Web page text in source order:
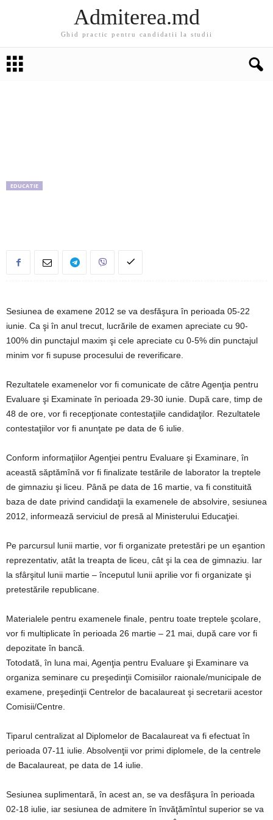
Admiterea.md
Ghid practic pentru candidatii la studii
EDUCATIE
Sesiunea de examene 2012 se va desfăşura în perioada 05-22
iunie. Ca şi în anul trecut, lucrările de examen apreciate cu 90-
100% din punctajul maxim şi cele apreciate cu 0-5% din punctajul
minim vor fi supuse procesului de reverificare.
Rezultatele examenelor vor fi comunicate de către Agenţia pentru
Evaluare şi Examinate în perioada 29-30 iunie. După care, timp de
48 de ore, vor fi recepţionate contestaţiile candidaţilor. Rezultatele
contestaţiilor vor fi anunţate pe data de 6 iulie.
Conform informaţiilor Agenţiei pentru Evaluare şi Examinare, în
această săptămînă vor fi finalizate testările de laborator la treptele
de gimnaziu şi liceu. Până pe data de 16 martie, va fi constituită
baza de date privind candidaţii la examenele de absolvire, sesiunea
2012, informează serviciul de presă al Ministerului Educaţiei.
Pe parcursul lunii martie, vor fi organizate pretestări pe un eşantion
reprezentativ, atât la treapta de liceu, cât şi la cea de gimnaziu. Iar
la sfârşitul lunii martie – începutul lunii aprilie vor fi organizate şi
pretestările republicane.
Materialele pentru examenele finale, pentru toate treptele şcolare,
vor fi multiplicate în perioada 26 martie – 21 mai, după care vor fi
depozitate în bancă.
Totodată, în luna mai, Agenţia pentru Evaluare şi Examinare va
organiza seminare cu preşedinţii Comisiilor raionale/municipale de
examene, preşedinţii Centrelor de bacalaureat şi secretarii acestor
Comisii/Centre.
Tiparul centralizat al Diplomelor de Bacalaureat va fi efectuat în
perioada 07-11 iulie. Absolvenţii vor primi diplomele, de la centrele
de Bacalaureat, pe data de 14 iulie.
Sesiunea suplimentară, în acest an, se va desfăşura în perioada
02-18 iulie, iar sesiunea de admitere în învăţămîntul superior se va